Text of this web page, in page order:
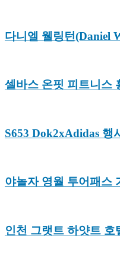
다니엘 웰링턴(Daniel
셀바스 온핏 피트니스
S653 Dok2xAdidas 행
야놀자 영월 투어패스
인천 그랫트 하얏트 호